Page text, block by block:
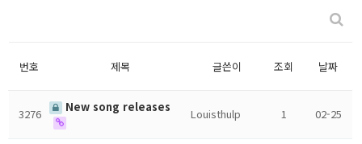
번호 제목 글쓴이 조회 날짜
3276 New song releases Louisthulp 1 02-25